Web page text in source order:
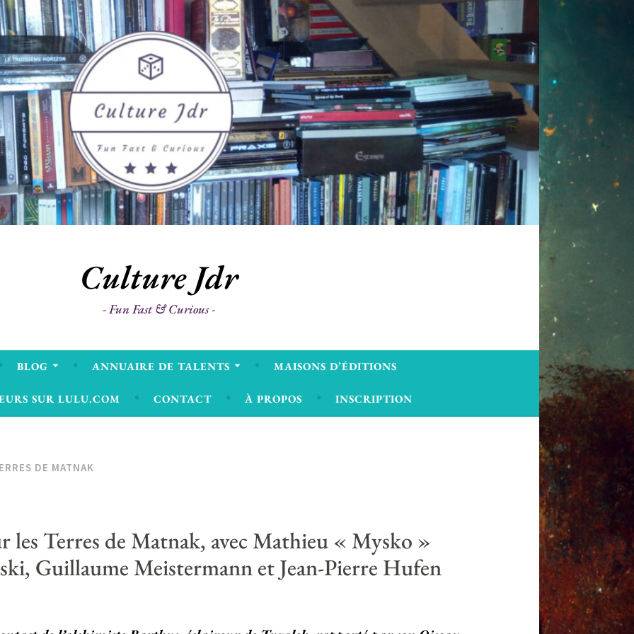
Culture Jdr
Fun Fast & Curious
BLOG ANNUAIRE DE TALENTS MAISONS D’ÉDITIONS
SUR LULU.COM CONTACT À PROPOS INSCRIPTION
DE MATNAK
les Terres de Matnak, avec Mathieu « Mysko »
Guillaume Meistermann et Jean-Pierre Hufen